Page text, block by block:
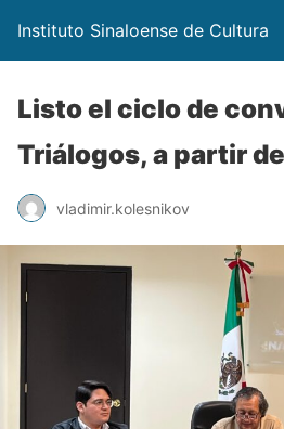
Instituto Sinaloense de Cultura
Listo el ciclo de
Triálogos, a partir
vladimir.kolesnikov